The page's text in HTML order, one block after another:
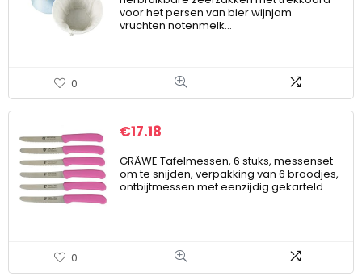
voor het persen van bier wijnjam
vruchten notenmelk…
0
€17.18
GRÄWE Tafelmessen, 6 stuks, messenset
om te snijden, verpakking van 6 broodjes,
ontbijtmessen met eenzijdig gekarteld…
0